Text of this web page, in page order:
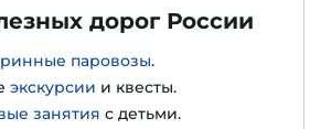
дорог России
паровозы.
экскурсии и квесты.
занятия с детьми.